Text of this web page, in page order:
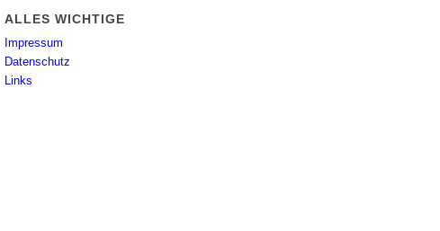
ALLES WICHTIGE
Impressum
Datenschutz
Links